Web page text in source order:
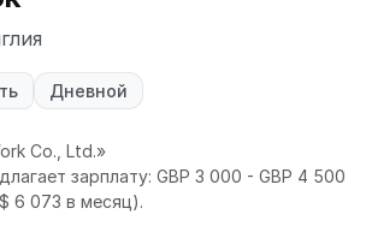
Дневной
Co., Ltd.»
зарплату: GBP 3 000 - GBP 4 500
6 073 в месяц).